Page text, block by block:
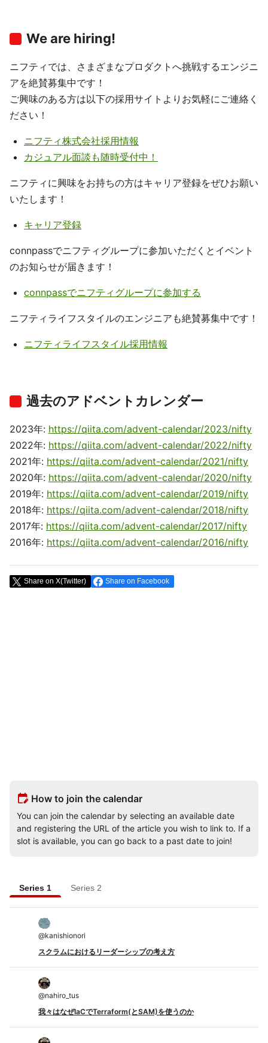
We are hiring!
ニフティでは、さまざまなプロダクトへ挑戦するエンジニ
アを絶賛募集中です！
ご興味のある方は以下の採用サイトよりお気軽にご連絡く
ださい！
ニフティ株式会社採用情報
カジュアル面談も随時受付中！
ニフティに興味をお持ちの方はキャリア登録をぜひお願い
いたします！
キャリア登録
connpassでニフティグループに参加いただくとイベント
のお知らせが届きます！
connpassでニフティグループに参加する
ニフティライフスタイルのエンジニアも絶賛募集中です！
ニフティライフスタイル採用情報
過去のアドベントカレンダー
2023年: https://qiita.com/advent-calendar/2023/nifty
2022年: https://qiita.com/advent-calendar/2022/nifty
2021年: https://qiita.com/advent-calendar/2021/nifty
2020年: https://qiita.com/advent-calendar/2020/nifty
2019年: https://qiita.com/advent-calendar/2019/nifty
2018年: https://qiita.com/advent-calendar/2018/nifty
2017年: https://qiita.com/advent-calendar/2017/nifty
2016年: https://qiita.com/advent-calendar/2016/nifty
Share on X(Twitter) Share on Facebook
edit_calendar How to join the calendar
You can join the calendar by selecting an available date
and registering the URL of the article you wish to link to. If a
slot is available, you can go back to a past date to join!
Series 1 Series 2
@kanishionori
スクラムにおけるリーダーシップの考え方
@nahiro_tus
我々はなぜIaCでTerraform(とSAM)を使うのか